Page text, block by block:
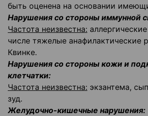
быть оценена на основании
Нарушения со стороны иммунной
Частота неизвестна:
числе тяжелые анафилактические
Квинке.
Нарушения со стороны кожи и
клетчатки:
Частота неизвестна: экзантема,
зуд.
Желудочно-кишечные нарушения: